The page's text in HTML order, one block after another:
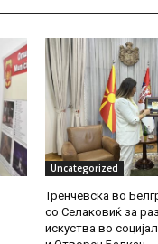
Uncategorized
Тренчевска во
со Селаковиќ за
искуства во